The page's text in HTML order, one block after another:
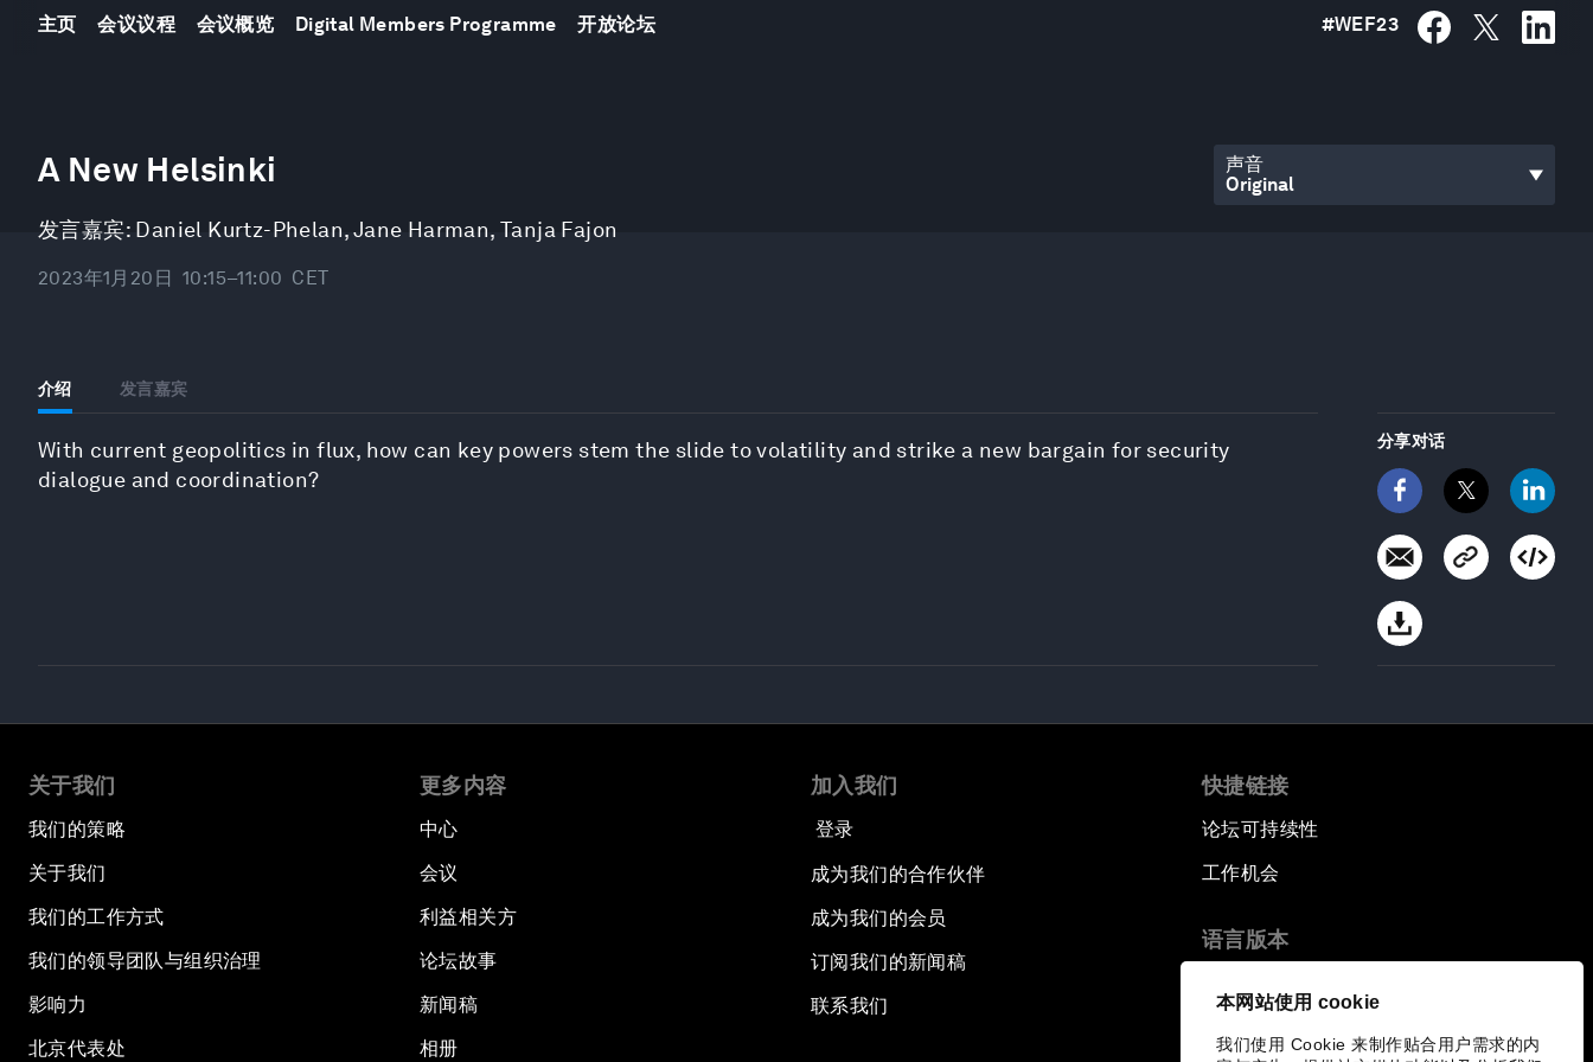
本网站使用 cookie
我们使用 Cookie 来制作贴合用户需求的内
主页 会议议程 会议概览 Digital Members Programme 开放论坛 #WEF23
A New Helsinki
发言嘉宾: Daniel Kurtz-Phelan,Jane Harman,Tanja Fajon
2023年1月20日 10:15–11:00 CET
声音
介绍 发言嘉宾
With current geopolitics in flux, how can key powers stem the slide to volatility and strike a new bargain for security
dialogue and coordination?
分享对话
of
7
seconds
Volume
关于我们
我们的策略
关于我们
我们的工作方式
我们的领导团队与组织治理
影响力
北京代表处
更多内容
中心
会议
利益相关方
论坛故事
新闻稿
相册
加入我们
登录
成为我们的合作伙伴
成为我们的会员
订阅我们的新闻稿
联系我们
快捷链接
论坛可持续性
工作机会
语言版本